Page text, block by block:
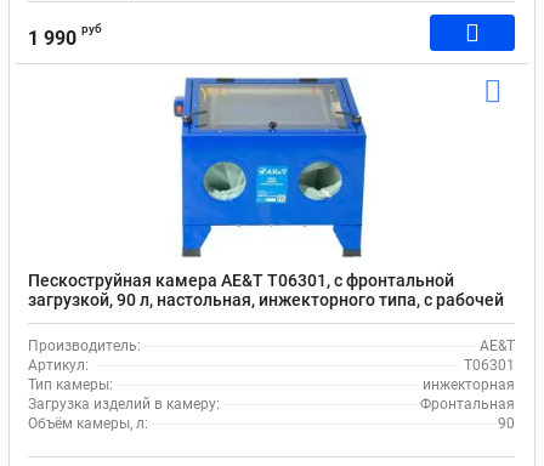
1 990 руб
Пескоструйная камера AE&T T06301, с фронтальной
загрузкой, 90 л, настольная, инжекторного типа, с рабочей
зоной 560х460х280
Производитель:
AE&T
Артикул:
T06301
Тип камеры:
инжекторная
Загрузка изделий в камеру:
Фронтальная
Объём камеры, л:
90